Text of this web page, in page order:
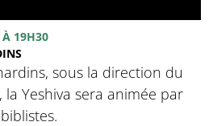
À 19H30
sous la direction du
Yeshiva sera animée par